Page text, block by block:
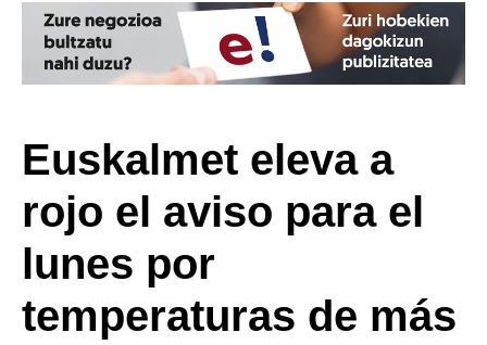
Euskalmet eleva a
rojo el aviso para el
lunes por
temperaturas de más